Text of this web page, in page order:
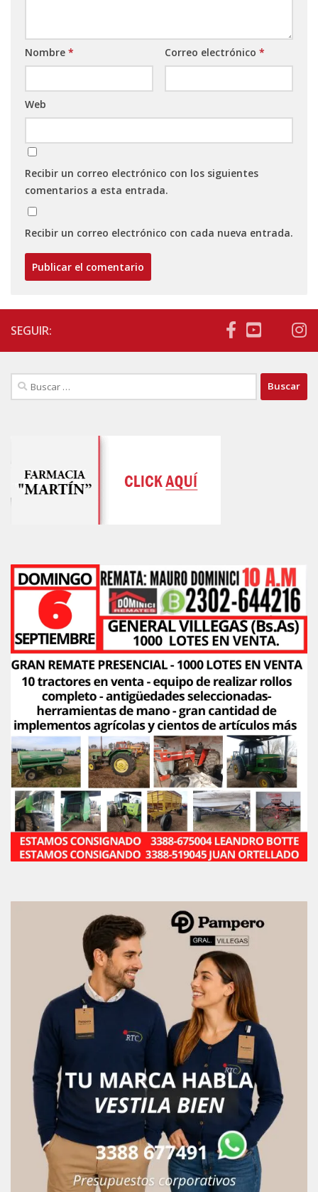
Nombre * Correo electrónico *
Web
Recibir un correo electrónico con los siguientes
comentarios a esta entrada.
Recibir un correo electrónico con cada nueva entrada.
SEGUIR:
Buscar: